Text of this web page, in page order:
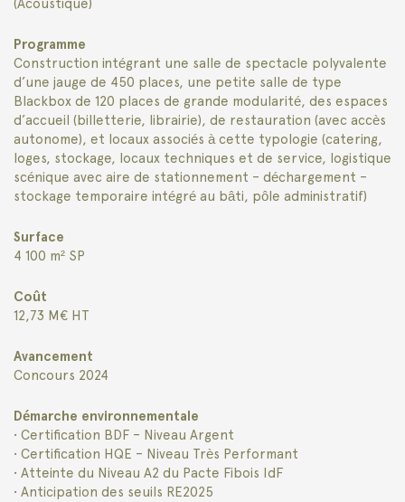
(Acoustique)
Programme
Construction intégrant une salle de spectacle polyvalente
d’une jauge de 450 places, une petite salle de type
Blackbox de 120 places de grande modularité, des espaces
d’accueil (billetterie, librairie), de restauration (avec accès
autonome), et locaux associés à cette typologie (catering,
loges, stockage, locaux techniques et de service, logistique
scénique avec aire de stationnement – déchargement –
stockage temporaire intégré au bâti, pôle administratif)
Surface
4 100 m² SP
Coût
12,73 M€ HT
Avancement
Concours 2024
Démarche environnementale
• Certification BDF – Niveau Argent
• Certification HQE – Niveau Très Performant
• Atteinte du Niveau A2 du Pacte Fibois IdF
• Anticipation des seuils RE2025